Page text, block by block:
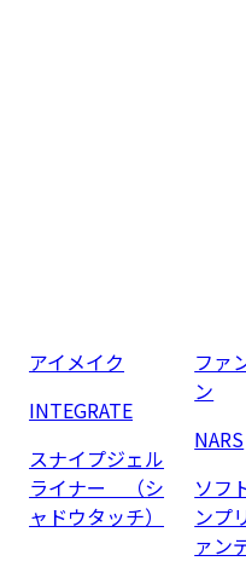
アイメイク
INTEGRATE
スナイプジェル
ライナー （シ
ャドウタッチ）
ファ
ン
NARS
ソフ
ンプ
ァン